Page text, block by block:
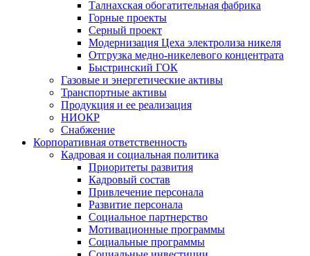
Талнахская обогатительная фабрика
Горные проекты
Серный проект
Модернизация Цеха электролиза никеля
Отгрузка медно-никелевого концентрата
Быстринский ГОК
Газовые и энергетические активы
Транспортные активы
Продукция и ее реализация
НИОКР
Снабжение
Корпоративная ответственность
Кадровая и социальная политика
Приоритеты развития
Кадровый состав
Привлечение персонала
Развитие персонала
Социальное партнерство
Мотивационные программы
Социальные программы